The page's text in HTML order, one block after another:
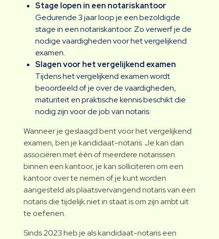
Stage lopen in een notariskantoor
Gedurende 3 jaar loop je een bezoldigde
stage in een notariskantoor. Zo verwerf je de
nodige vaardigheden voor het vergelijkend
examen.
Slagen voor het vergelijkend examen
Tijdens het vergelijkend examen wordt
beoordeeld of je over de vaardigheden,
maturiteit en praktische kennis beschikt die
nodig zijn voor de job van notaris.
Wanneer je geslaagd bent voor het vergelijkend
examen, ben je kandidaat-notaris. Je kan dan
associëren met één of meerdere notarissen
binnen een kantoor, je kan solliciteren om een
kantoor over te nemen of je kunt worden
aangesteld als plaatsvervangend notaris van een
notaris die tijdelijk niet in staat is om zijn ambt uit
te oefenen.
Sinds 2023 heb je als kandidaat-notaris een